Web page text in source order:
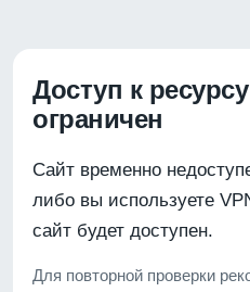
Доступ к
ограничен
Сайт временно
либо вы используете
сайт будет доступен.
Для повторной проверки